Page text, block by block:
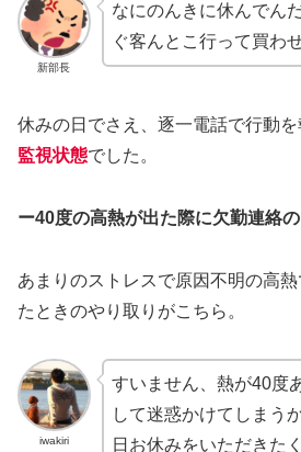
新部長
なにのんきに休んでん
ぐ客んとこ行って買わ
休みの日でさえ、逐一電話で行動
監視状態でした。
ー40度の高熱が出た際に欠勤連絡
あまりのストレスで原因不明の高
たときのやり取りがこちら。
iwakiri
すいません、熱が40度
して迷惑かけてしまう
日お休みをいただきた